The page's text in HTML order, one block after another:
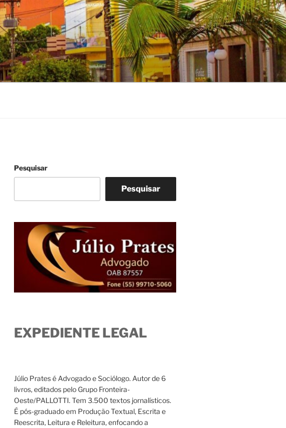
Pesquisar
Pesquisar
EXPEDIENTE LEGAL
Júlio Prates é Advogado e Sociólogo. Autor de 6
livros, editados pelo Grupo Fronteira-
Oeste/PALLOTTI. Tem 3.500 textos jornalísticos.
É pós-graduado em Produção Textual, Escrita e
Reescrita, Leitura e Releitura, enfocando a